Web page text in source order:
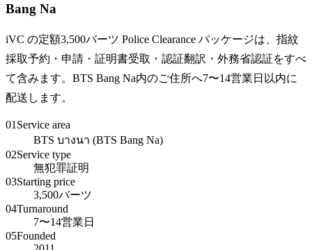
Bang Na
iVC の定額3,500バーツ Police Clearance パッケージは、指紋
採取予約・申請・証明書受取・認証翻訳・外務省認証をすべ
て含みます。BTS Bang Na内のご住所へ7〜14営業日以内に
配送します。
01 Service area
BTS บางนา (BTS Bang Na)
02Service type
無犯罪証明
03Starting price
3,500バーツ
04Turnaround
7〜14営業日
05Founded